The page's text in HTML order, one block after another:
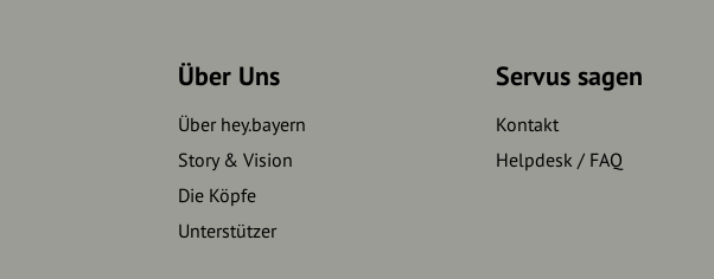
Über Uns
Über hey.bayern
Story & Vision
Die Köpfe
Unterstützer
Servus sagen
Kontakt
Helpdesk / FAQ